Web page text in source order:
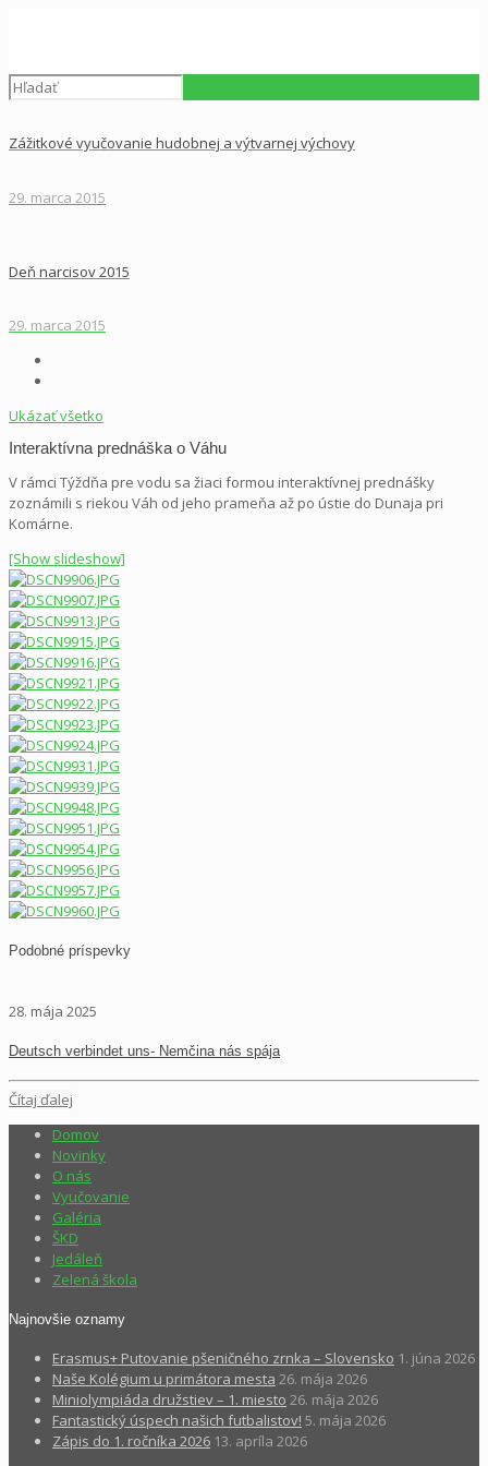
Zážitkové vyučovanie hudobnej a výtvarnej výchovy
29. marca 2015
Deň narcisov 2015
29. marca 2015
Ukázať všetko
Interaktívna prednáška o Váhu
V rámci Týždňa pre vodu sa žiaci formou interaktívnej prednášky
zoznámili s riekou Váh od jeho prameňa až po ústie do Dunaja pri
Komárne.
[Show slideshow]
Podobné príspevky
28. mája 2025
Deutsch verbindet uns- Nemčina nás spája
Čítaj ďalej
Domov
Novinky
O nás
Vyučovanie
Galéria
ŠKD
Jedáleň
Zelená škola
Najnovšie oznamy
Erasmus+ Putovanie pšeničného zrnka – Slovensko 1. júna 2026
Naše Kolégium u primátora mesta 26. mája 2026
Miniolympiáda družstiev – 1. miesto 26. mája 2026
Fantastický úspech našich futbalistov! 5. mája 2026
Zápis do 1. ročníka 2026 13. apríla 2026